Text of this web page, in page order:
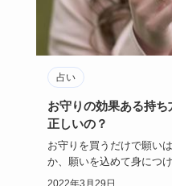
占い
お守りの効果ある持
正しいの？
お守りを買うだけで願い
か、願いを込めて身につ
身につけ方はい…
2022年3月29日